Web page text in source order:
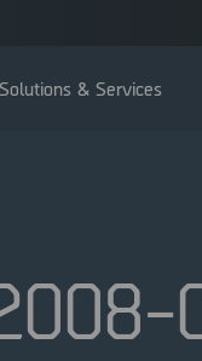
Solutions & Services